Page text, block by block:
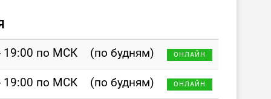
19:00 по МСК (по будням) ОНЛАЙН
19:00 по МСК (по будням) ОНЛАЙН